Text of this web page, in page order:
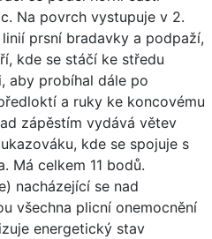
Na povrch vystupuje v 2.
prsní bradavky a podpaží,
kde se stáčí ke středu
aby probíhal dále po
a ruky ke koncovému
zápěstím vydává větev
kde se spojuje s
Má celkem 11 bodů.
nacházející se nad
všechna plicní onemocnění
energetický stav